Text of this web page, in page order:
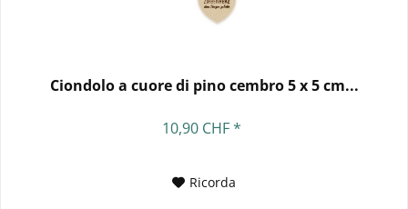
Ciondolo a cuore di pino cembro 5 x 5 cm...
10,90 CHF *
Ricorda